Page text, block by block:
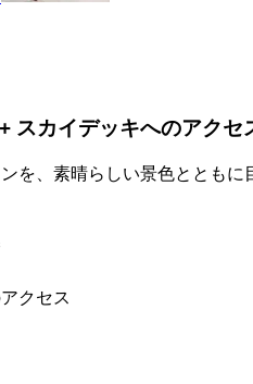
スカイデッキへのアクセ
を、素晴らしい景色とともに
クセス